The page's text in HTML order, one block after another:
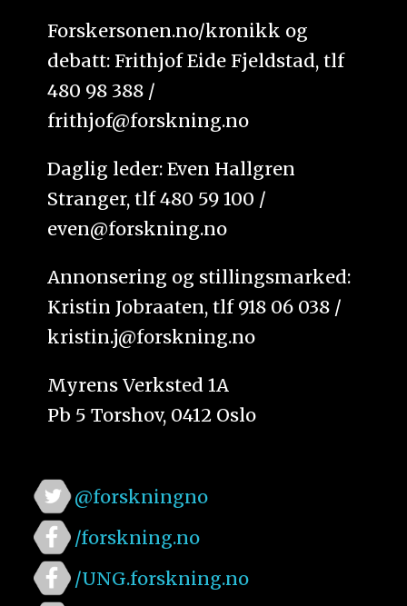
Forskersonen.no/kronikk og
debatt: Frithjof Eide Fjeldstad, tlf
480 98 388 /
frithjof@forskning.no
Daglig leder: Even Hallgren
Stranger, tlf 480 59 100 /
even@forskning.no
Annonsering og stillingsmarked:
Kristin Jobraaten, tlf 918 06 038 /
kristin.j@forskning.no
Myrens Verksted 1A
Pb 5 Torshov, 0412 Oslo
@forskningno
/forskning.no
/UNG.forskning.no